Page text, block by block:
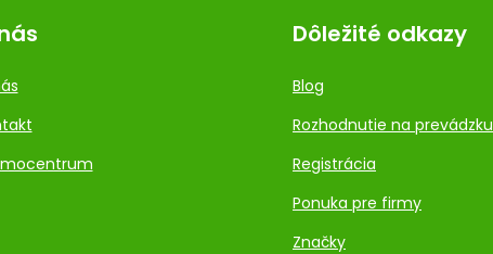
Dôležité odkazy
Blog
Rozhodnutie na prevádzku
Registrácia
Ponuka pre firmy
Značky